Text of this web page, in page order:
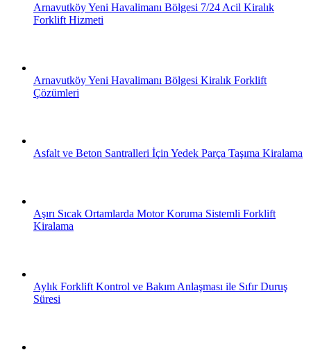
Arnavutköy Yeni Havalimanı Bölgesi 7/24 Acil Kiralık
Forklift Hizmeti
Arnavutköy Yeni Havalimanı Bölgesi Kiralık Forklift
Çözümleri
Asfalt ve Beton Santralleri İçin Yedek Parça Taşıma Kiralama
Aşırı Sıcak Ortamlarda Motor Koruma Sistemli Forklift
Kiralama
Aylık Forklift Kontrol ve Bakım Anlaşması ile Sıfır Duruş
Süresi